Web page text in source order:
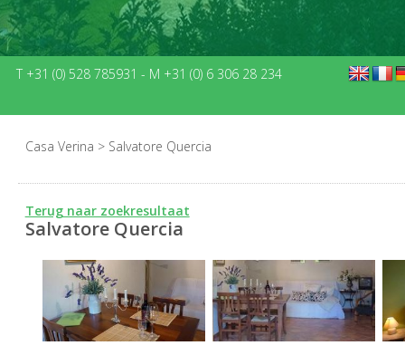
T +31 (0) 528 785931 - M +31 (0) 6 306 28 234
Casa Verina > Salvatore Quercia
Terug naar zoekresultaat
Salvatore Quercia